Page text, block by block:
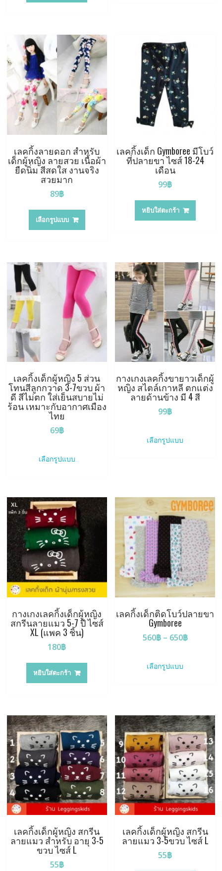
เลคกิ้งลายดอก สำหรับ
เด็กผู้หญิง ลายสวย เนื้อผ้า
ยืดนิ่ม สีสดใส งานจริง
สวยมาก
89฿
เลือกรูปแบบ
This
has
The
options
may
be
chosen
on
the
product
page
เลคกิ้งเด็ก Gymboree มีโบว์
ที่ปลายขา ไซส์ 18-24
เดือน
99฿
หยิบใส่ตะกร้า
เลคกิ้งเด็กผู้หญิง 5 ส่วน
โทนสีลูกกวาด 3-7ขวบ ผ้า
ดี สีไม่ตก ใส่เย็นสบายไม่
ร้อน เหมาะกับอากาศเมือง
ไทย
69฿
เลือกรูปแบบ
The
options
may
be
chosen
on
page
กางเกงเลคกิ้งขายาวเด็กผู้
หญิง สไตล์เกาหลี ตกแต่ง
ลายด้านข้าง มี 4 สี
99฿
เลือกรูปแบบ
may
be
chosen
on
the
product
page
กางเกงเลคกิ้งเด็กผู้หญิง
สกรีนลายแมว 5-7 ปี ไซส์
XL (แพค 3 ชิ้น)
180฿
หยิบใส่ตะกร้า
เลคกิ้งเด็กติดโบว์ปลายขา
Gymboree
560฿ – 650฿Price
เลือกรูปแบบ
options
may
be
chosen
on
the
product
page
เลคกิ้งเด็กผู้หญิง สกรีน
ลายแมว สำหรับ อายุ 3-5
ขวบ ไซส์ L
55฿
เลคกิ้งเด็กผู้หญิง สกรีน
ลายแมว 3-5ขวบ ไซส์ L
55฿